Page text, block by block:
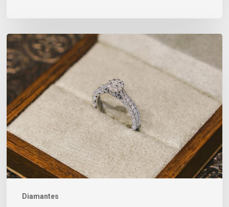
Diamantes
Diamante:
o
que
é,
significado,
características
e
curiosidades